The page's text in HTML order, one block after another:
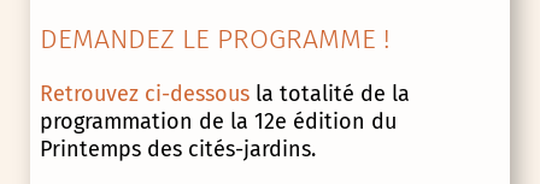
DEMANDEZ LE PROGRAMME !
Retrouvez ci-dessousla totalité de la
programmation de la 12e édition du
Printemps des cités-jardins.